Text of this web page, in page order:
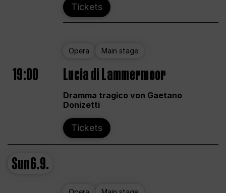
Tickets
Opera Main stage
19:00 Lucia di Lammermoor
Dramma tragico von Gaetano
Donizetti
Tickets
Sun6.9.